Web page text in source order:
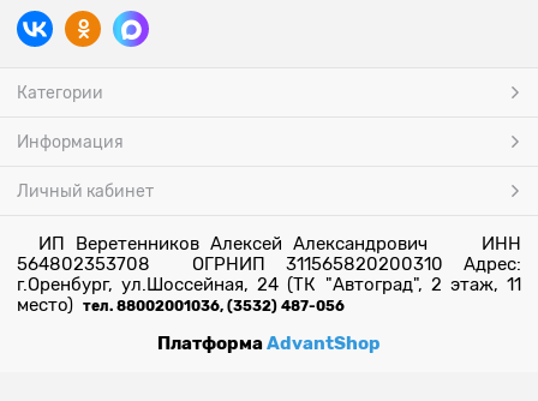
Категории
Информация
Личный кабинет
ИП Веретенников Алексей Александрович ИНН
564802353708 ОГРНИП 311565820200310 Адрес:
г.Оренбург, ул.Шоссейная, 24 (ТК "Автоград", 2 этаж, 11
место) тел. 88002001036, (3532) 487-056
ПлатформаAdvantShop